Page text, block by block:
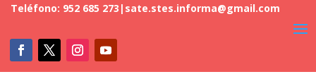
Teléfono: 952 685 273 | sate.stes.informa@gmail.com